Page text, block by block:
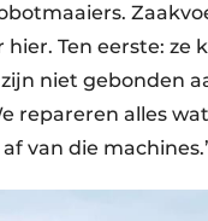
Ten eerste: ze
niet gebonden
repareren alles
van die